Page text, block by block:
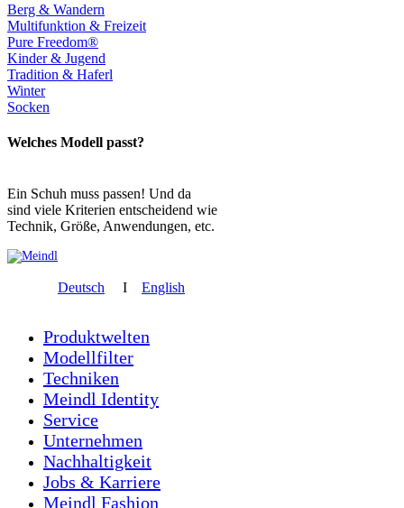
Berg & Wandern
Multifunktion & Freizeit
Pure Freedom®
Kinder & Jugend
Tradition & Haferl
Winter
Socken
Welches Modell passt?
Ein Schuh muss passen! Und da
sind viele Kriterien entscheidend wie
Technik, Größe, Anwendungen, etc.
Deutsch I English
Produktwelten
Modellfilter
Techniken
Meindl Identity
Service
Unternehmen
Nachhaltigkeit
Jobs & Karriere
Meindl Fashion